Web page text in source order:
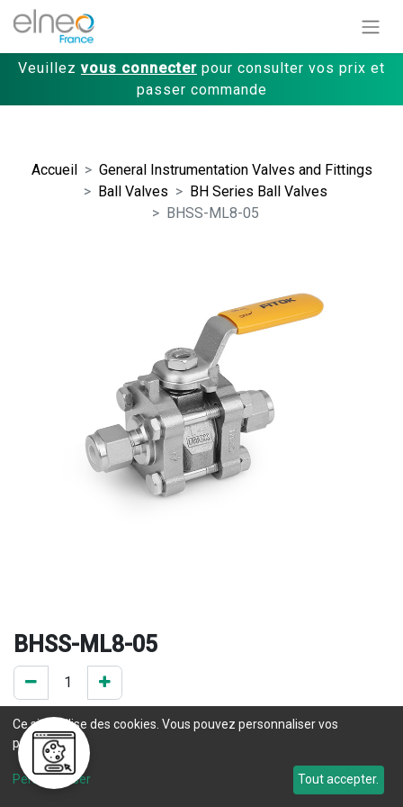
Veuillez vous connecter pour consulter vos prix et
passer commande
Accueil
General Instrumentation Valves and Fittings
Ball Valves
BH Series Ball Valves
BHSS-ML8-05
BHSS-ML8-05
0 Pce en stock
contact
avec notre service commercial.
Ce site utilise des cookies. Vous pouvez personnaliser vos
préférences.
Personnaliser Tout accepter.